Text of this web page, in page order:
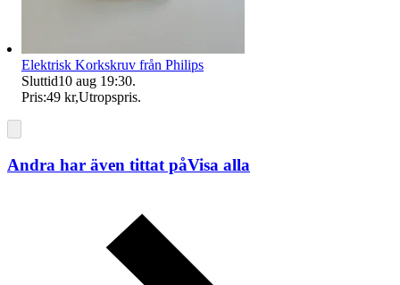
Elektrisk Korkskruv från Philips
Sluttid10 aug 19:30.
Pris:49 kr,Utropspris.
Andra har även tittat påVisa alla